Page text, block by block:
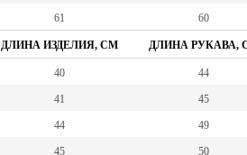
61 60
ДЛИНА ИЗДЕЛИЯ, СМ ДЛИНА РУКАВА,
40 44
41 45
44 49
45 50